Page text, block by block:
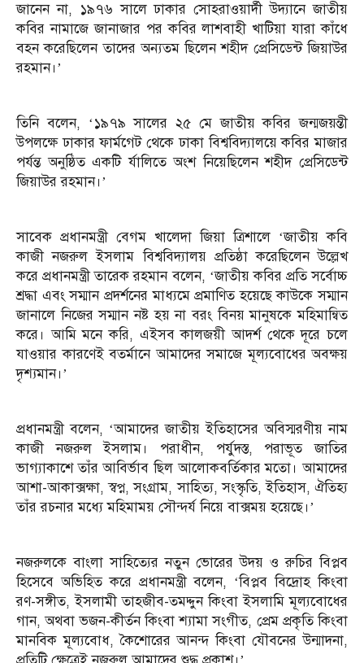
জানেন না, ১৯৭৬ সালে ঢাকার সোহরাওয়ার্দী উদ্যানে জাতীয়
কবির নামাজে জানাজার পর কবির লাশবাহী খাটিয়া যারা কাঁধে
বহন করেছিলেন তাদের অন্যতম ছিলেন শহীদ প্রেসিডেন্ট জিয়াউর
রহমান।’
তিনি বলেন, ‘১৯৭৯ সালের ২৫ মে জাতীয় কবির জন্মজয়ন্তী
উপলক্ষে ঢাকার ফার্মগেট থেকে ঢাকা বিশ্ববিদ্যালয়ে কবির মাজার
পর্যন্ত অনুষ্ঠিত একটি র্যালিতে অংশ নিয়েছিলেন শহীদ প্রেসিডেন্ট
জিয়াউর রহমান।’
সাবেক প্রধানমন্ত্রী বেগম খালেদা জিয়া ত্রিশালে ‘জাতীয় কবি
কাজী নজরুল ইসলাম বিশ্ববিদ্যালয় প্রতিষ্ঠা করেছিলেন উল্লেখ
করে প্রধানমন্ত্রী তারেক রহমান বলেন, ‘জাতীয় কবির প্রতি সর্বোচ্চ
শ্রদ্ধা এবং সম্মান প্রদর্শনের মাধ্যমে প্রমাণিত হয়েছে কাউকে সম্মান
জানালে নিজের সম্মান নষ্ট হয় না বরং বিনয় মানুষকে মহিমান্বিত
করে। আমি মনে করি, এইসব কালজয়ী আদর্শ থেকে দূরে চলে
যাওয়ার কারণেই বতর্মানে আমাদের সমাজে মূল্যবোধের অবক্ষয়
দৃশ্যমান।’
প্রধানমন্ত্রী বলেন, ‘আমাদের জাতীয় ইতিহাসের অবিস্মরণীয় নাম
কাজী নজরুল ইসলাম। পরাধীন, পর্যুদস্ত, পরাভূত জাতির
ভাগ্যাকাশে তাঁর আবির্ভাব ছিল আলোকবর্তিকার মতো। আমাদের
আশা-আকাক্সক্ষা, স্বপ্ন, সংগ্রাম, সাহিত্য, সংস্কৃতি, ইতিহাস, ঐতিহ্য
তাঁর রচনার মধ্যে মহিমাময় সৌন্দর্য নিয়ে বাক্সময় হয়েছে।’
নজরুলকে বাংলা সাহিত্যের নতুন ভোরের উদয় ও রুচির বিপ্লব
হিসেবে অভিহিত করে প্রধানমন্ত্রী বলেন, ‘বিপ্লব বিদ্রোহ কিংবা
রণ-সঙ্গীত, ইসলামী তাহজীব-তমদ্দুন কিংবা ইসলামি মূল্যবোধের
গান, অথবা ভজন-কীর্তন কিংবা শ্যামা সংগীত, প্রেম প্রকৃতি কিংবা
মানবিক মূল্যবোধ, কৈশোরের আনন্দ কিংবা যৌবনের উন্মাদনা,